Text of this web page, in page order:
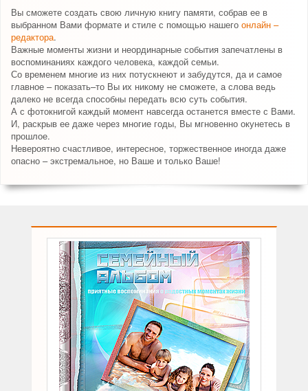
Вы сможете создать свою личную книгу памяти, собрав ее в
выбранном Вами формате и стиле с помощью нашего онлайн –
редактора.
Важные моменты жизни и неординарные события запечатлены в
воспоминаниях каждого человека, каждой семьи.
Со временем многие из них потускнеют и забудутся, да и самое
главное – показать–то Вы их никому не сможете, а слова ведь
далеко не всегда способны передать всю суть события.
А с фотокнигой каждый момент навсегда останется вместе с Вами.
И, раскрыв ее даже через многие годы, Вы мгновенно окунетесь в
прошлое.
Невероятно счастливое, интересное, торжественное иногда даже
опасно – экстремальное, но Ваше и только Ваше!